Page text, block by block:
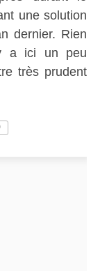
une solution
dernier. Rien
a ici un peu
très prudent